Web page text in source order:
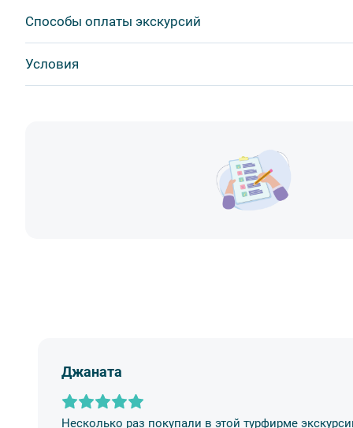
в ходе проведения экскурсий и туров. Поэтому,
соблюдение которых сделает ваш отдых приятным,
1. Во время проведения автобусных экскурсий в
- употреблять пищу и напитки за исключением
- провозить острые, колющие и режущие предметы,
сопровождающий. Пожалуйста, заранее объясните
Способы оплаты экскурсий
Условия
Джаната
Несколько раз покупали в этой турфирме